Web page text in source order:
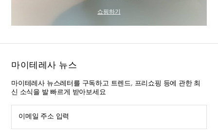
쇼핑하기
마이테레사 뉴스
마이테레사 뉴스레터를 구독하고 트렌드, 프리쇼핑 등에 관한 최
신 소식을 발 빠르게 받아보세요
이메일 주소 입력